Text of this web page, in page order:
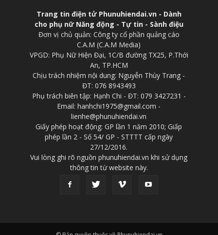
Trang tin điện tử Phunuhiendai.vn - Dành
cho phụ nữ Năng động - Tự tin - Sành điệu
Đơn vị chủ quản: Công ty cổ phần quảng cáo
C.A.M (C.A.M Media)
VPGD: Phụ Nữ Hiện Đại, 1C/B đường TX25, P.Thới
An, TP.HCM
Chịu trách nhiệm nội dung: Nguyễn Thùy Trang -
ĐT: 076 8943493
Phụ trách biên tập: Hạnh Chi - ĐT: 079 3427231 -
Email: hanhchi1975@gmail.com -
lienhe@phunuhiendai.vn
Giấy phép hoạt động: GP lần 1 năm 2010; Giấp
phép lần 2 - Số 54/ GP - STTTT cấp ngày
27/12/2016.
Vui lòng ghi rõ nguồn phunuhiendai.vn khi sử dụng
thông tin từ website này.